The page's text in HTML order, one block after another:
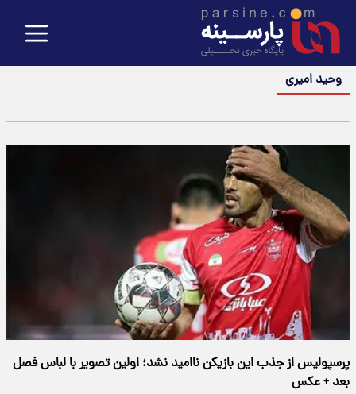
وحید امیری
پرسپولیس از جذب این بازیکن ناامید نشد؛ اولین تصویر با لباس فصل
بعد + عکس